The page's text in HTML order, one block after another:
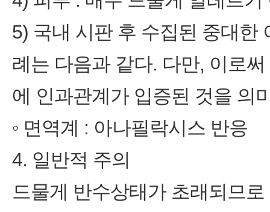
5) 국내 시판 후 수집된 중대한
례는 다음과 같다. 다만, 이로
에 인과관계가 입증된 것을 의
◦ 면역계 : 아나필락시스 반응
4. 일반적 주의
드물게 반수상태가 초래되므